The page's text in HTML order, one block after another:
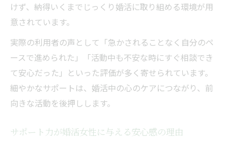
けず、納得いくまでじっくり婚活に取り組める環境が用
意されています。
実際の利用者の声として「急かされることなく自分のペ
ースで進められた」「活動中も不安な時にすぐ相談でき
て安心だった」といった評価が多く寄せられています。
細やかなサポートは、婚活中の心のケアにつながり、前
向きな活動を後押しします。
サポート力が婚活女性に与える安心感の理由